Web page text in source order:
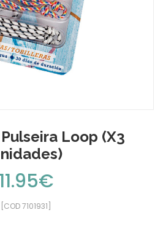
Loop (x3
11.95€
[COD 7101931]